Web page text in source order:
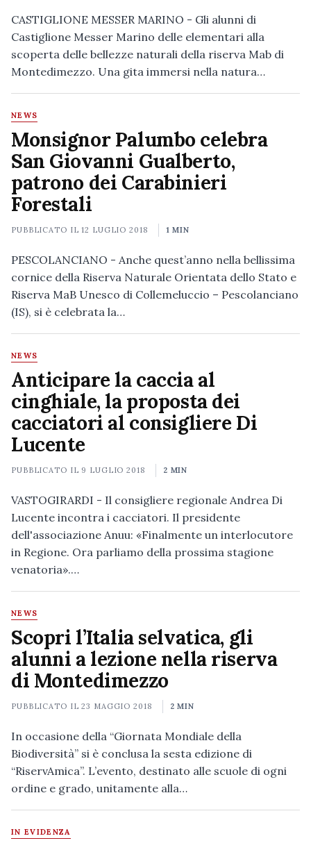
CASTIGLIONE MESSER MARINO - Gli alunni di
Castiglione Messer Marino delle elementari alla
scoperta delle bellezze naturali della riserva Mab di
Montedimezzo. Una gita immersi nella natura…
NEWS
Monsignor Palumbo celebra
San Giovanni Gualberto,
patrono dei Carabinieri
Forestali
PUBBLICATO IL12 LUGLIO 2018 1 MIN
PESCOLANCIANO - Anche quest’anno nella bellissima
cornice della Riserva Naturale Orientata dello Stato e
Riserva MaB Unesco di Collemeluccio – Pescolanciano
(IS), si è celebrata la…
NEWS
Anticipare la caccia al
cinghiale, la proposta dei
cacciatori al consigliere Di
Lucente
PUBBLICATO IL 9 LUGLIO 2018 2 MIN
VASTOGIRARDI - Il consigliere regionale Andrea Di
Lucente incontra i cacciatori. Il presidente
dell'associazione Anuu: «Finalmente un interlocutore
in Regione. Ora parliamo della prossima stagione
venatoria».…
NEWS
Scopri l’Italia selvatica, gli
alunni a lezione nella riserva
di Montedimezzo
PUBBLICATO IL23 MAGGIO 2018 2 MIN
In occasione della “Giornata Mondiale della
Biodiversità” si è conclusa la sesta edizione di
“RiservAmica”. L’evento, destinato alle scuole di ogni
ordine e grado, unitamente alla…
IN EVIDENZA